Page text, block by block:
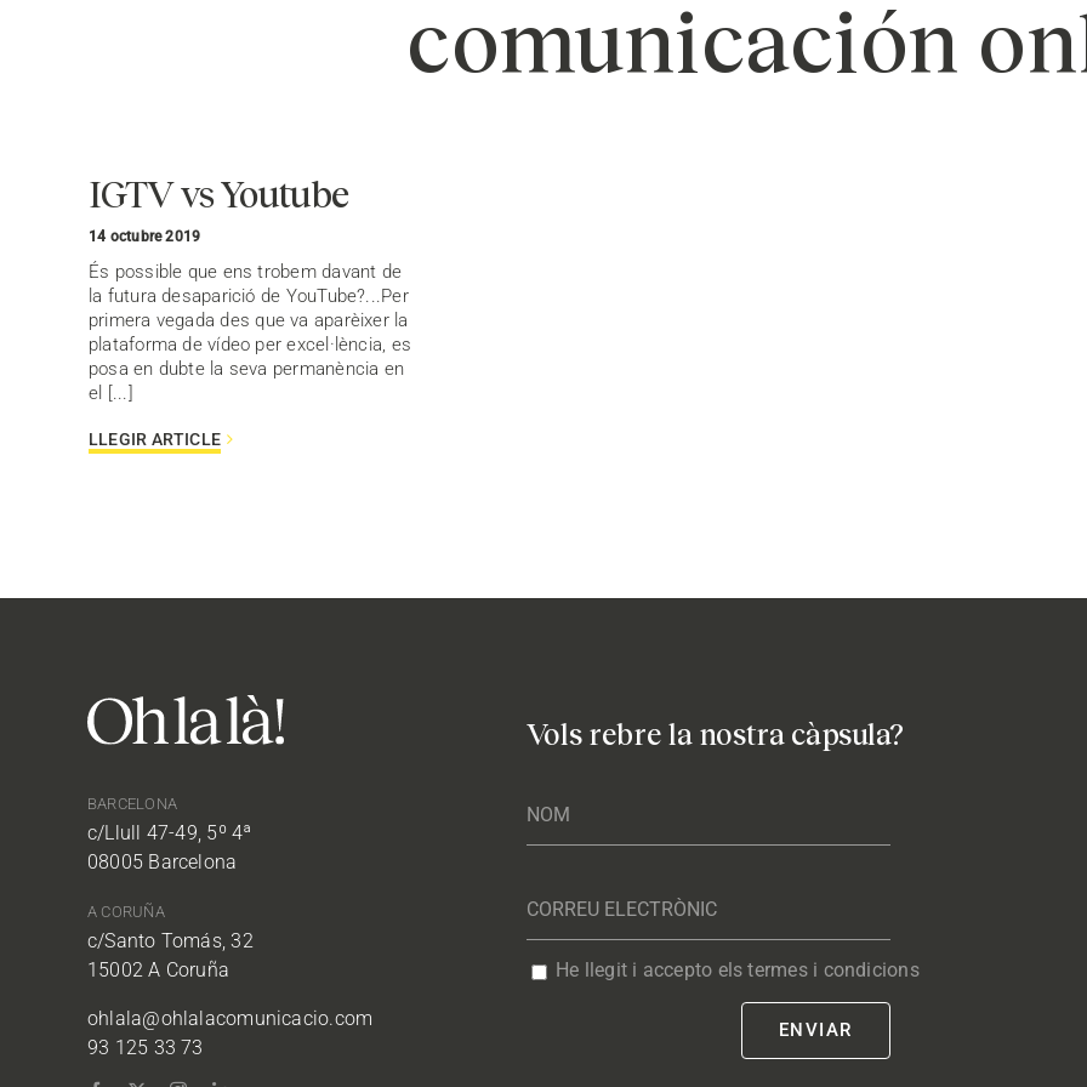
comunicación
IGTV vs Youtube
14 octubre 2019
És possible que ens trobem davant de
la futura desaparició de YouTube?...Per
primera vegada des que va aparèixer la
plataforma de vídeo per excel·lència, es
posa en dubte la seva permanència en
el [...]
LLEGIR ARTICLE
BARCELONA
c/Llull 47-49, 5º 4ª
08005 Barcelona
A CORUÑA
c/Santo Tomás, 32
15002 A Coruña
ohlala@ohlalacomunicacio.com
93 125 33 73
Vols rebre la nostra càpsula?
He llegit i accepto els termes i condicions